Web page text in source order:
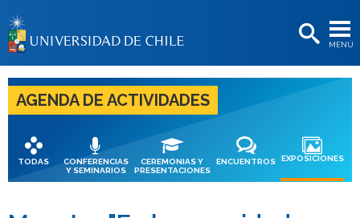
MENÚ
BIBLIOTECAS
LA UNIVERSIDAD
Postulantes
Estudiantes
Académicas/os
Funcionarias/os
AGENDA DE ACTIVIDADES
TODAS
CONFERENCIAS
Y SEMINARIOS
CEREMONIAS Y
PRESENTACIONES
ENCUENTROS EXPOSICIONES